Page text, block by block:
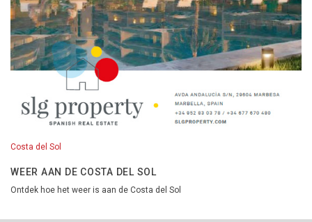
Costa del Sol
WEER AAN DE COSTA DEL SOL
Ontdek hoe het weer is aan de Costa del Sol